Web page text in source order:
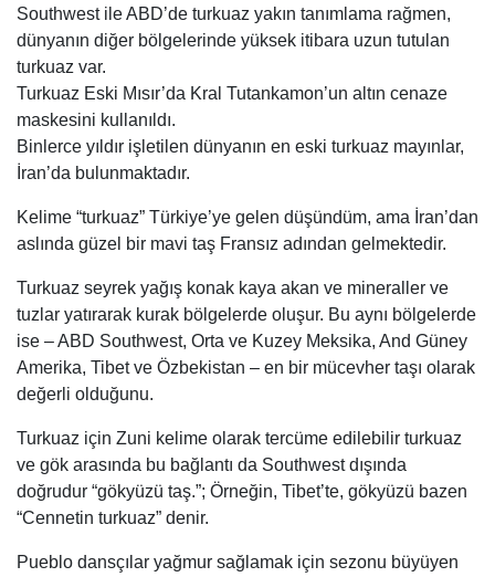
Southwest ile ABD’de turkuaz yakın tanımlama rağmen,
dünyanın diğer bölgelerinde yüksek itibara uzun tutulan
turkuaz var.
Turkuaz Eski Mısır’da Kral Tutankamon’un altın cenaze
maskesini kullanıldı.
Binlerce yıldır işletilen dünyanın en eski turkuaz mayınlar,
İran’da bulunmaktadır.
Kelime “turkuaz” Türkiye’ye gelen düşündüm, ama İran’dan
aslında güzel bir mavi taş Fransız adından gelmektedir.
Turkuaz seyrek yağış konak kaya akan ve mineraller ve
tuzlar yatırarak kurak bölgelerde oluşur. Bu aynı bölgelerde
ise – ABD Southwest, Orta ve Kuzey Meksika, And Güney
Amerika, Tibet ve Özbekistan – en bir mücevher taşı olarak
değerli olduğunu.
Turkuaz için Zuni kelime olarak tercüme edilebilir turkuaz
ve gök arasında bu bağlantı da Southwest dışında
doğrudur “gökyüzü taş.”; Örneğin, Tibet’te, gökyüzü bazen
“Cennetin turkuaz” denir.
Pueblo dansçılar yağmur sağlamak için sezonu büyüyen